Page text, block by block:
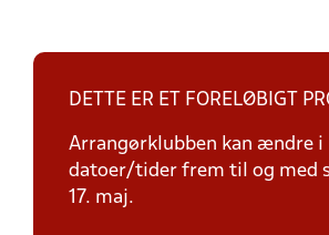
DETTE ER ET FORELØBIGT
Arrangørklubben kan ændre i
datoer/tider frem til og med
17. maj.